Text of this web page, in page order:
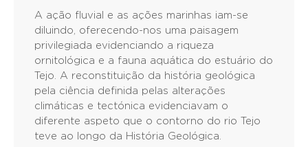
A ação fluvial e as ações marinhas iam-se
diluindo, oferecendo-nos uma paisagem
privilegiada evidenciando a riqueza
ornitológica e a fauna aquática do estuário do
Tejo. A reconstituição da história geológica
pela ciência definida pelas alterações
climáticas e tectónica evidenciavam o
diferente aspeto que o contorno do rio Tejo
teve ao longo da História Geológica.